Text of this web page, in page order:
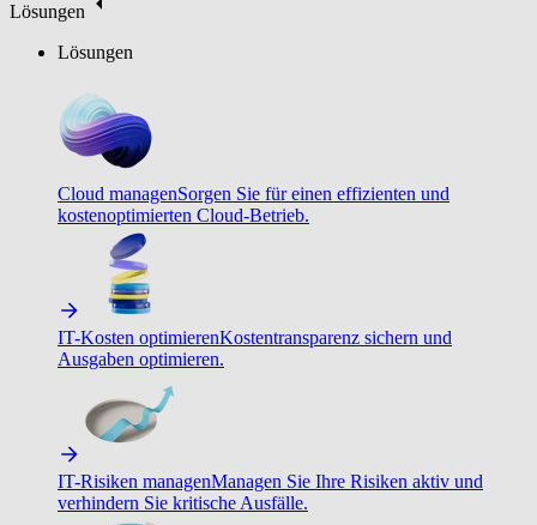
Lösungen
Lösungen
Cloud managenSorgen Sie für einen effizienten und
kostenoptimierten Cloud-Betrieb.
IT-Kosten optimierenKostentransparenz sichern und
Ausgaben optimieren.
IT-Risiken managenManagen Sie Ihre Risiken aktiv und
verhindern Sie kritische Ausfälle.